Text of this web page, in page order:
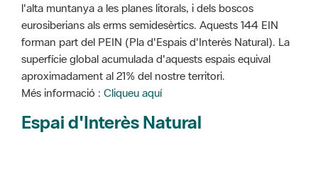
l'alta muntanya a les planes litorals, i dels boscos
eurosiberians als erms semidesèrtics. Aquests 144 EIN
forman part del PEIN (Pla d'Espais d'Interès Natural). La
superfície global acumulada d'aquests espais equival
aproximadament al 21% del nostre territori.
Més informació : Cliqueu aquí
Espai d'Interès Natural